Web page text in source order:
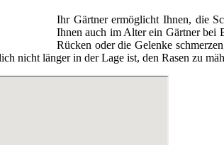
Ihr Gärtner ermöglicht Ihnen, die
Ihnen auch im Alter ein Gärtner bei
Rücken oder die Gelenke
nicht länger in der Lage ist, den Rasen zu